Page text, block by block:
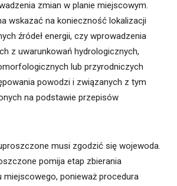
zmian w planie miejscowym.
wskazać na konieczność lokalizacji
źródeł energii, czy wprowadzenia
z uwarunkowań hydrologicznych,
lub przyrodniczych
powodzi i związanych z tym
na podstawie przepisów
musi zgodzić się wojewoda.
pomija etap zbierania
miejscowego, ponieważ procedura